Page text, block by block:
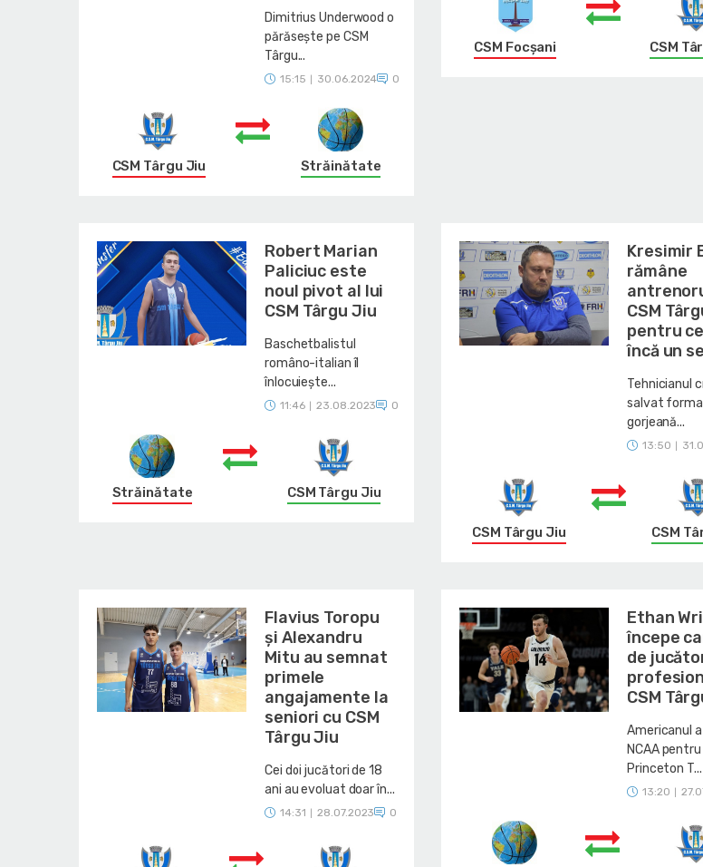
Dimitrius Underwood o
părăsește pe CSM
Târgu...
15:15 30.06.2024 0
CSM Târgu Jiu Străinătate
CSM Focșani CSM
Robert Marian
Paliciuc este
noul pivot al lui
CSM Târgu Jiu
Baschetbalistul
româno-italian îl
înlocuiește...
11:46 23.08.2023 0
Străinătate CSM Târgu Jiu
Kresimir
rămâne
CSM
pentru
încă un
Tehnicianul
salvat
gorjeană...
13:50
CSM Târgu Jiu CSM
Flavius Toropu
și Alexandru
Mitu au semnat
primele
angajamente la
seniori cu CSM
Târgu Jiu
Cei doi jucători de 18
ani au evoluat doar în...
14:31 28.07.2023 0
Ethan
începe
de
CSM
Americanul
NCAA pentru
Princeton T...
13:20